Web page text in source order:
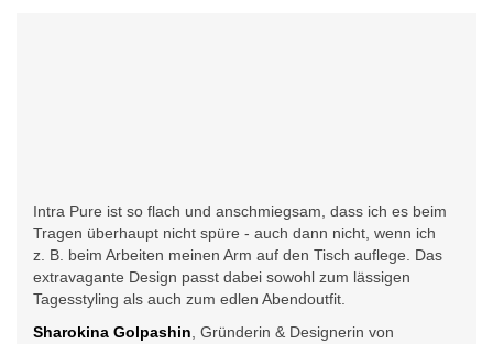
Intra Pure ist so flach und anschmiegsam, dass ich es beim
Tragen überhaupt nicht spüre - auch dann nicht, wenn ich
z. B. beim Arbeiten meinen Arm auf den Tisch auflege. Das
extravagante Design passt dabei sowohl zum lässigen
Tagesstyling als auch zum edlen Abendoutfit.
Sharokina Golpashin , Gründerin & Designerin von